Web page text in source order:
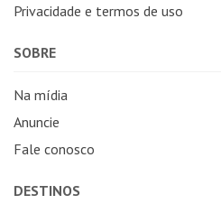
Privacidade e termos de uso
SOBRE
Na mídia
Anuncie
Fale conosco
DESTINOS